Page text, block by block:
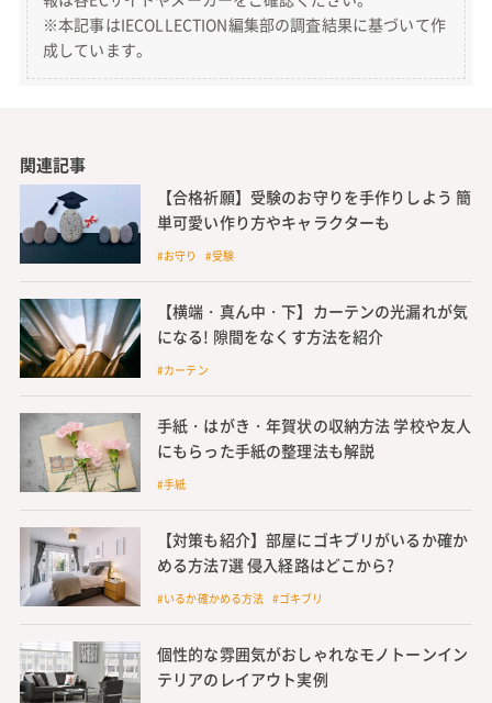
※本記事はIECOLLECTION編集部の調査結果に基づいて作
成しています。
関連記事
【合格祈願】受験のお守りを手作りしよう 簡
単可愛い作り方やキャラクターも
#お守り #受験
【横端・真ん中・下】カーテンの光漏れが気
になる! 隙間をなくす方法を紹介
#カーテン
手紙・はがき・年賀状の収納方法 学校や友人
にもらった手紙の整理法も解説
#手紙
【対策も紹介】部屋にゴキブリがいるか確か
める方法7選 侵入経路はどこから?
#いるか確かめる方法 #ゴキブリ
個性的な雰囲気がおしゃれなモノトーンイン
テリアのレイアウト実例